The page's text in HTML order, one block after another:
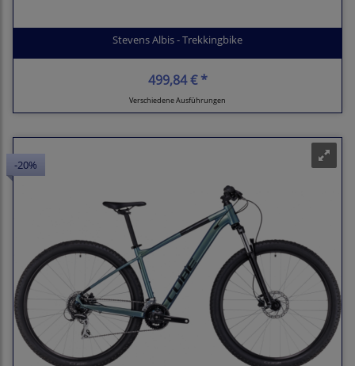
Stevens Albis - Trekkingbike
499,84 € *
Verschiedene Ausführungen
-20%